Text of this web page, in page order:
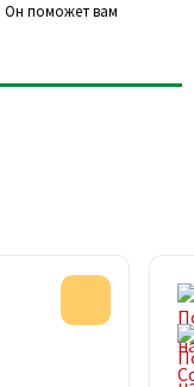
Он поможет вам